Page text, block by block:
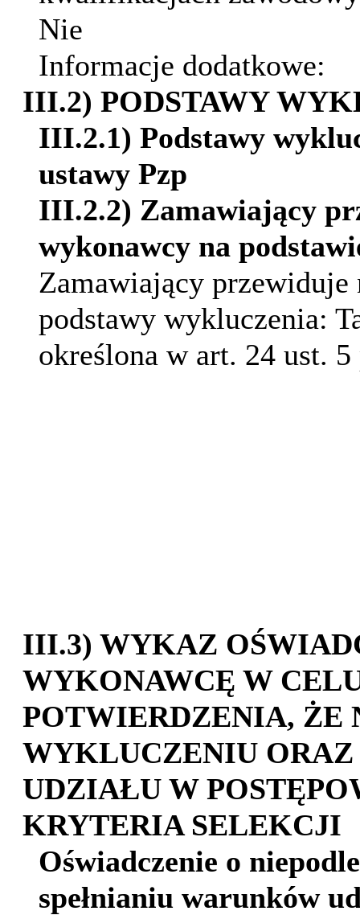
Nie
Informacje dodatkowe:
III.2) PODSTAWY
III.2.1) Podstawy
ustawy Pzp
III.2.2) Zamawiający
wykonawcy na
Zamawiający przewiduje
podstawy wykluczenia:
określona w art. 24 ust.
III.3) WYKAZ
WYKONAWCĘ W
POTWIERDZENIA, ŻE
WYKLUCZENIU
UDZIAŁU W
KRYTERIA SELEKCJI
Oświadczenie o
spełnianiu warunków